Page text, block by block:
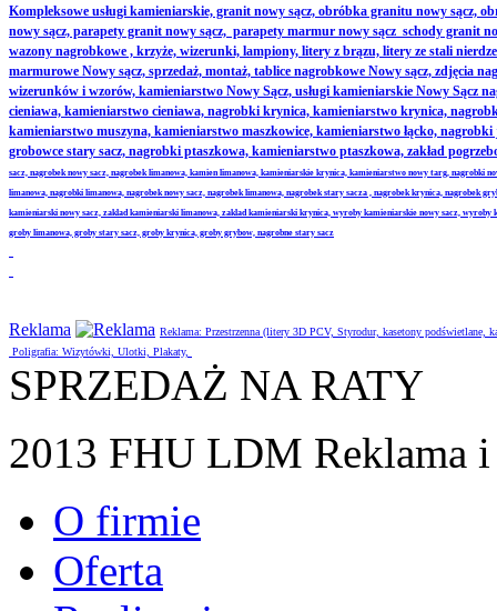
Kompleksowe usługi kamieniarskie, granit nowy sącz, obróbka granitu nowy sącz,
nowy sącz, parapety granit nowy sącz, parapety marmur nowy sącz schody granit
wazony nagrobkowe , krzyże, wizerunki, lampiony, litery z brązu, litery ze stali
marmurowe Nowy sącz, sprzedaż, montaż, tablice nagrobkowe Nowy sącz, zdjęcia
wizerunków i wzorów, kamieniarstwo Nowy Sącz, usługi kamieniarskie Nowy
cieniawa, kamieniarstwo cieniawa, nagrobki krynica, kamieniarstwo krynica,
kamieniarstwo muszyna, kamieniarstwo maszkowice, kamieniarstwo łącko,
grobowce stary sacz, nagrobki ptaszkowa, kamieniarstwo ptaszkowa, zakład
sacz, nagrobek nowy sacz, nagrobek limanowa, kamien limanowa, kamieniarskie krynica, kamieniarstwo nowy targ,
limanowa, nagrobki limanowa, nagrobek nowy sacz, nagrobek limanowa, nagrobek stary sacza , nagrobek krynica, nagrobek
kamieniarski nowy sacz, zaklad kamieniarski limanowa, zaklad kamieniarski krynica, wyroby kamieniarskie nowy sacz,
groby limanowa, groby stary sacz, groby krynica, groby grybow, nagrobne stary sacz
Reklama
Reklama: Przestrzenna (litery 3D PCV, Styrodur, kasetony
Poligrafia: Wizytówki, Ulotki, Plakaty,
SPRZEDAŻ NA RATY
2013 FHU LDM Reklama
O firmie
Oferta